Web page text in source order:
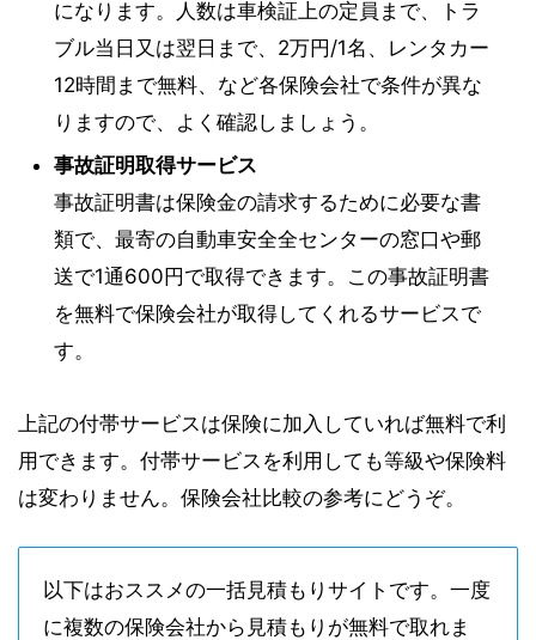
になります。人数は車検証上の定員まで、トラ
ブル当日又は翌日まで、2万円/1名、レンタカー
12時間まで無料、など各保険会社で条件が異な
りますので、よく確認しましょう。
事故証明取得サービス
事故証明書は保険金の請求するために必要な書
類で、最寄の自動車安全全センターの窓口や郵
送で1通600円で取得できます。この事故証明書
を無料で保険会社が取得してくれるサービスで
す。
上記の付帯サービスは保険に加入していれば無料で利
用できます。付帯サービスを利用しても等級や保険料
は変わりません。保険会社比較の参考にどうぞ。
以下はおススメの一括見積もりサイトです。一度
に複数の保険会社から見積もりが無料で取れま